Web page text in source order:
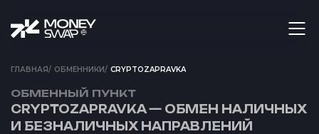
ГЛАВНАЯ/ ОБМЕННИКИ/ CRYPTOZAPRAVKA
ОБМЕННЫЙ ПУНКТ
CRYPTOZAPRAVKA — ОБМЕН НАЛИЧНЫХ
И БЕЗНАЛИЧНЫХ НАПРАВЛЕНИЙ